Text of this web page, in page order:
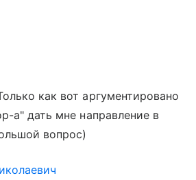
как вот аргументировано
а" дать мне направление в
вопрос)